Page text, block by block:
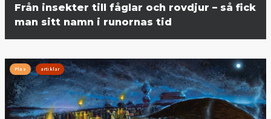
Från insekter till fåglar och rovdjur – så fick
man sitt namn i runornas tid
Plus artiklar